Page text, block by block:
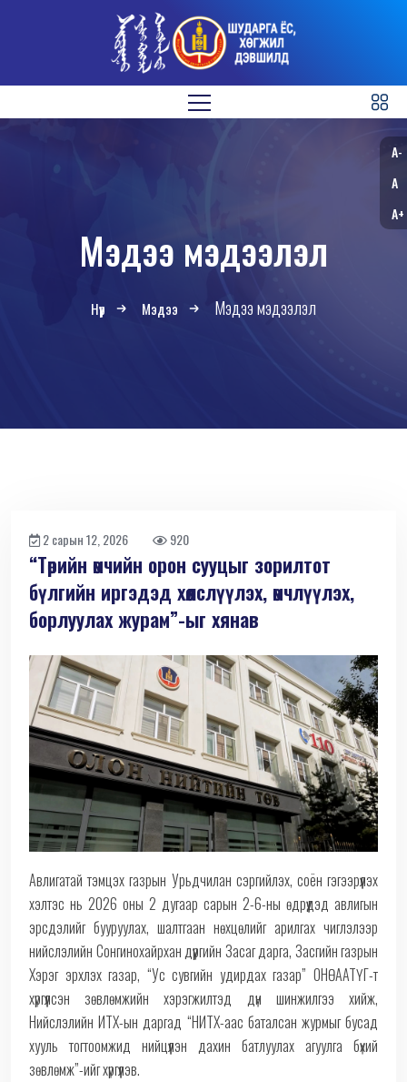
Мэдээ мэдээлэл
Нүүр Мэдээ Мэдээ мэдээлэл
2 сарын 12, 2026 920
“Төрийн өмчийн орон сууцыг зорилтот
бүлгийн иргэдэд хөлслүүлэх, өмчлүүлэх,
борлуулах журам”-ыг хянав
Авлигатай тэмцэх газрын Урьдчилан сэргийлэх, соён гэгээрүүлэх
хэлтэс нь 2026 оны 2 дугаар сарын 2-6-ны өдрүүдэд авлигын
эрсдэлийг бууруулах, шалтгаан нөхцөлийг арилгах чиглэлээр
нийслэлийн Сонгинохайрхан дүүргийн Засаг дарга, Засгийн газрын
Хэрэг эрхлэх газар, “Ус сувгийн удирдах газар” ОНӨААТҮГ-т
хүргүүлсэн зөвлөмжийн хэрэгжилтэд дүн шинжилгээ хийж,
Нийслэлийн ИТХ-ын даргад “НИТХ-аас баталсан журмыг бусад
хууль тогтоомжид нийцүүлэн дахин батлуулах агуулга бүхий
зөвлөмж”-ийг хүргүүлэв.
A-
A
A+